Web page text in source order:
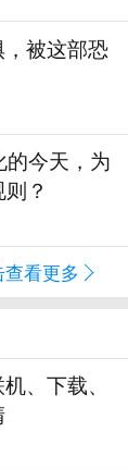
被这部恐
今天，为
？
查看更多
、下载、